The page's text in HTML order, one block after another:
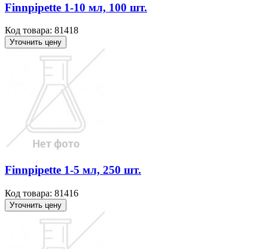
Finnpipette 1-10 мл, 100 шт.
Код товара: 81418
Уточнить цену
Finnpipette 1-5 мл, 250 шт.
Код товара: 81416
Уточнить цену